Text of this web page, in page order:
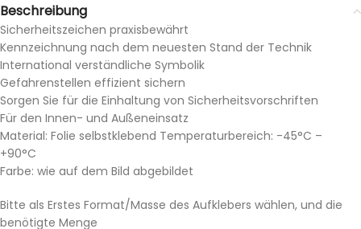
Beschreibung
Sicherheitszeichen praxisbewährt
Kennzeichnung nach dem neuesten Stand der Technik
International verständliche Symbolik
Gefahrenstellen effizient sichern
Sorgen Sie für die Einhaltung von Sicherheitsvorschriften
Für den Innen- und Außeneinsatz
Material: Folie selbstklebend Temperaturbereich: -45°C –
+90°C
Farbe: wie auf dem Bild abgebildet
Bitte als Erstes Format/Masse des Aufklebers wählen, und die
benötigte Menge